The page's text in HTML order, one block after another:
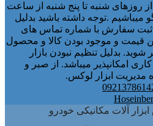
تا 7 روز کاری از روزهای شنبه تا پنج شنبه از ساعت
پاسخگو میباشیم .توجه داشته باشید بدلیل
ثبت سفارش با شماره تماس های
قیمت و موجود بودن کالا و محصول
بدلیل تنظیم نبودن بازار
از 5 تا 7روز کاری امکانپذیر میباشد. از صبر و
مدیریت ابزار لوکس.
آلات مکانیکی خودرو